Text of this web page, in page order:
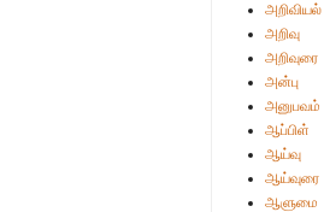
அறிவியல்
அறிவு
அறிவுரை
அன்பு
அனுபவம்
ஆப்பிள்
ஆய்வு
ஆய்வுரை
ஆளுமை